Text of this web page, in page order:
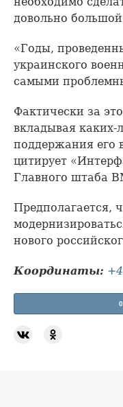
довольно
«Годы,
украинского
самыми
Фактически за
вкладывая каких-
поддержания его
цитирует
Главного штаба
Предполагается,
нового
Координаты: